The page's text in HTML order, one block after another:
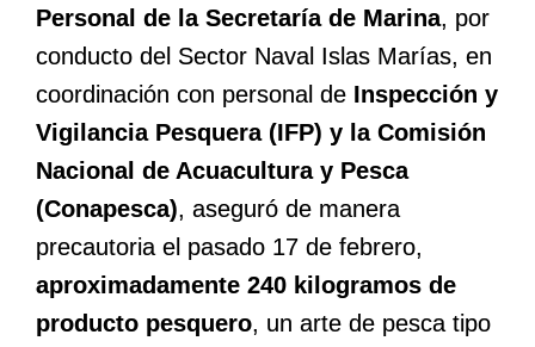
Personal de la Secretaría de Marina, por
conducto del Sector Naval Islas Marías, en
coordinación con personal de Inspección y
Vigilancia Pesquera (IFP) y la Comisión
Nacional de Acuacultura y Pesca
(Conapesca), aseguró de manera
precautoria el pasado 17 de febrero,
aproximadamente 240 kilogramos de
producto pesquero, un arte de pesca tipo